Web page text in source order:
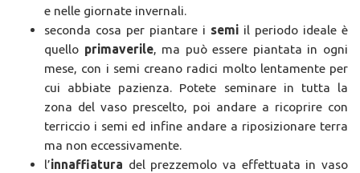
e nelle giornate invernali.
seconda cosa per piantare i semi il periodo ideale è
quello primaverile, ma può essere piantata in ogni
mese, con i semi creano radici molto lentamente per
cui abbiate pazienza. Potete seminare in tutta la
zona del vaso prescelto, poi andare a ricoprire con
terriccio i semi ed infine andare a riposizionare terra
ma non eccessivamente.
l’innaffiatura del prezzemolo va effettuata in vaso